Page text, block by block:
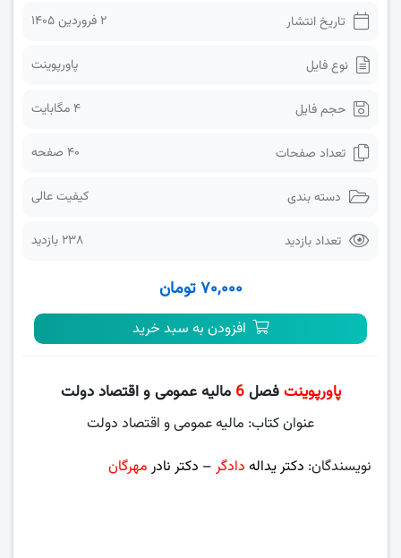
تاریخ انتشار 2 فروردین 1405
نوع فایل پاورپوینت
حجم فایل 4 مگابایت
تعداد صفحات 40 صفحه
دسته بندی کیفیت عالی
تعداد بازدید 238 بازدید
۷۰,۰۰۰ تومان
افزودن به سبد خرید
پاورپوینتفصل6 مالیه عمومی و اقتصاد دولت
عنوان کتاب: مالیه عمومی و اقتصاد دولت
نویسندگان: دکتر یداله دادگر – دکتر نادر مهرگان